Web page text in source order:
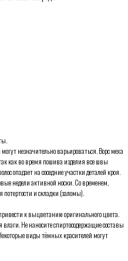
незначительно варьироваться. Ворс меха
как во время пошива изделия все швы
опадает на соседние участки деталей кроя.
недели активной носки. Со временем,
потертости и складки (заломы).
к выцветанию оригинального цвета.
влаги. Не наносите спиртосодержащие составы
виды тёмных красителей могут